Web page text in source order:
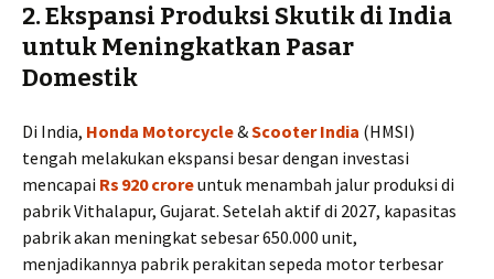
2. Ekspansi Produksi Skutik di India
untuk Meningkatkan Pasar
Domestik
Di India, Honda Motorcycle&Scooter India (HMSI)
tengah melakukan ekspansi besar dengan investasi
mencapai Rs 920 croreuntuk menambah jalur produksi di
pabrik Vithalapur, Gujarat. Setelah aktif di 2027, kapasitas
pabrik akan meningkat sebesar 650.000 unit,
menjadikannya pabrik perakitan sepeda motor terbesar